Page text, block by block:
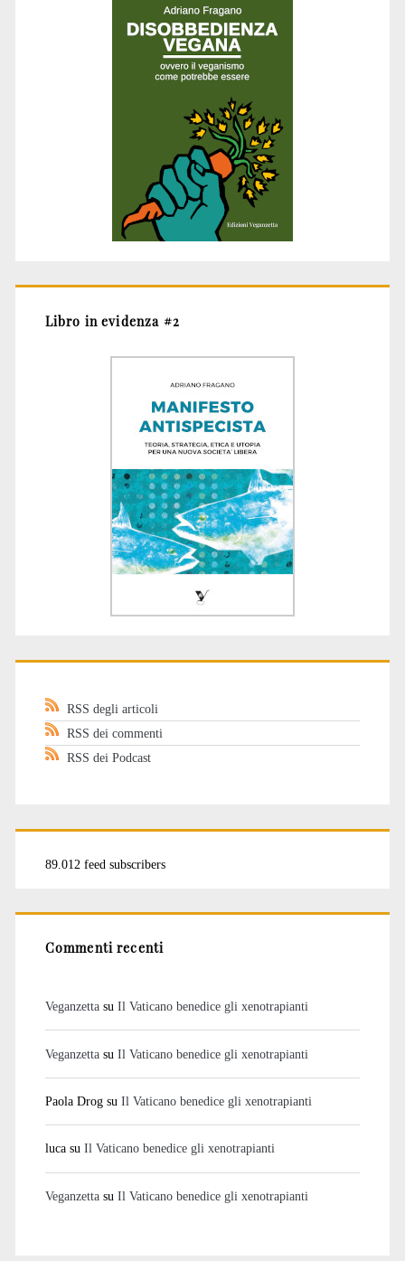
Libro in evidenza #2
RSS degli articoli
RSS dei commenti
RSS dei Podcast
89.012 feed subscribers
Commenti recenti
Veganzettasu Il Vaticano benedice gli xenotrapianti
Veganzettasu Il Vaticano benedice gli xenotrapianti
Paola Drogsu Il Vaticano benedice gli xenotrapianti
lucasu Il Vaticano benedice gli xenotrapianti
Veganzettasu Il Vaticano benedice gli xenotrapianti